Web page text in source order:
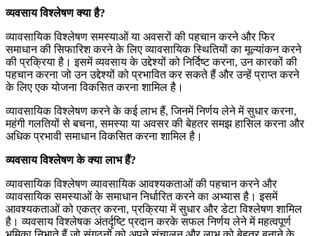
व्यवसाय विश्लेषण क्या है?
व्यावसायिक विश्लेषण समस्याओं या अवसरों की पहचान करने और फिर
समाधान की सिफारिश करने के लिए व्यावसायिक स्थितियों का मूल्यांकन करने
की प्रक्रिया है। इसमें व्यवसाय के उद्देश्यों को निर्दिष्ट करना, उन कारकों की
पहचान करना जो उन उद्देश्यों को प्रभावित कर सकते हैं और उन्हें प्राप्त करने
के लिए एक योजना विकसित करना शामिल है।
व्यावसायिक विश्लेषण करने के कई लाभ हैं, जिनमें निर्णय लेने में सुधार करना,
महंगी गलतियों से बचना, समस्या या अवसर की बेहतर समझ हासिल करना और
अधिक प्रभावी समाधान विकसित करना शामिल है।
व्यवसाय विश्लेषण के क्या लाभ हैं?
व्यावसायिक विश्लेषण व्यावसायिक आवश्यकताओं की पहचान करने और
व्यावसायिक समस्याओं के समाधान निर्धारित करने का अभ्यास है। इसमें
आवश्यकताओं को एकत्र करना, प्रक्रिया में सुधार और डेटा विश्लेषण शामिल
है। व्यवसाय विश्लेषक अंतर्दृष्टि प्रदान करके सफल निर्णय लेने में महत्वपूर्ण